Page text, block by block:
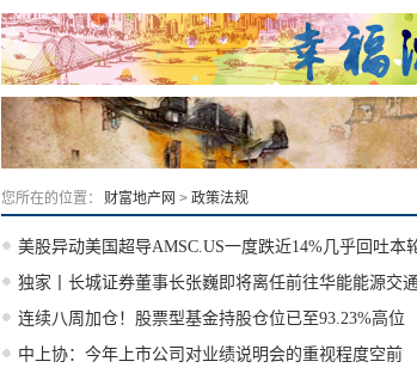
您所在的位置： 财富地产网 > 政策法规
美股异动美国超导AMSC.US一度跌近14%几乎回吐本
独家丨长城证券董事长张巍即将离任前往华能能源交
连续八周加仓！股票型基金持股仓位已至93.23%高位
中上协：今年上市公司对业绩说明会的重视程度空前